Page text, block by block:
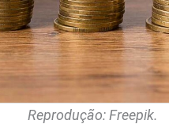
Reprodução: Freepik.